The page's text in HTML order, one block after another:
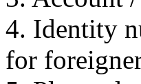
4. Identity
for